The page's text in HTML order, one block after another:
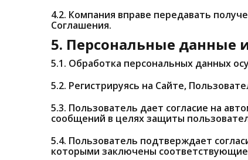
4.2. Компания вправе передавать
Соглашения.
5. Персональные данные
5.1. Обработка персональных данных
5.2. Регистрируясь на Сайте,
5.3. Пользователь дает согласие на
сообщений в целях защиты
5.4. Пользователь подтверждает
которыми заключены